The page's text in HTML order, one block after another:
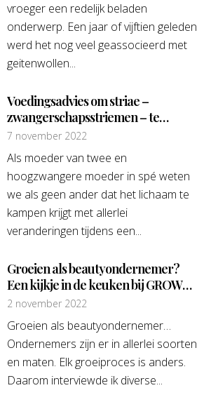
vroeger een redelijk beladen
onderwerp. Een jaar of vijftien geleden
werd het nog veel geassocieerd met
geitenwollen...
Voedingsadvies om striae –
zwangerschapsstriemen – te
voorkomen
7 november 2022
Als moeder van twee en
hoogzwangere moeder in spé weten
we als geen ander dat het lichaam te
kampen krijgt met allerlei
veranderingen tijdens een...
Groeien als beautyondernemer?
Een kijkje in de keuken bij GROW
ondernemer Caroline den
Hollander
2 november 2022
Groeien als beautyondernemer…
Ondernemers zijn er in allerlei soorten
en maten. Elk groeiproces is anders.
Daarom interviewde ik diverse...